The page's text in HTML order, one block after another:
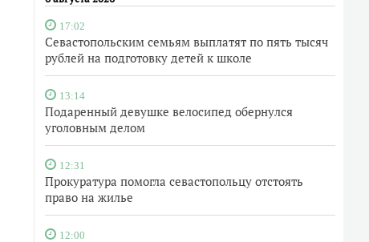
17:02
Севастопольским семьям выплатят по пять тысяч
рублей на подготовку детей к школе
13:14
Подаренный девушке велосипед обернулся
уголовным делом
12:31
Прокуратура помогла севастопольцу отстоять
право на жилье
12:00